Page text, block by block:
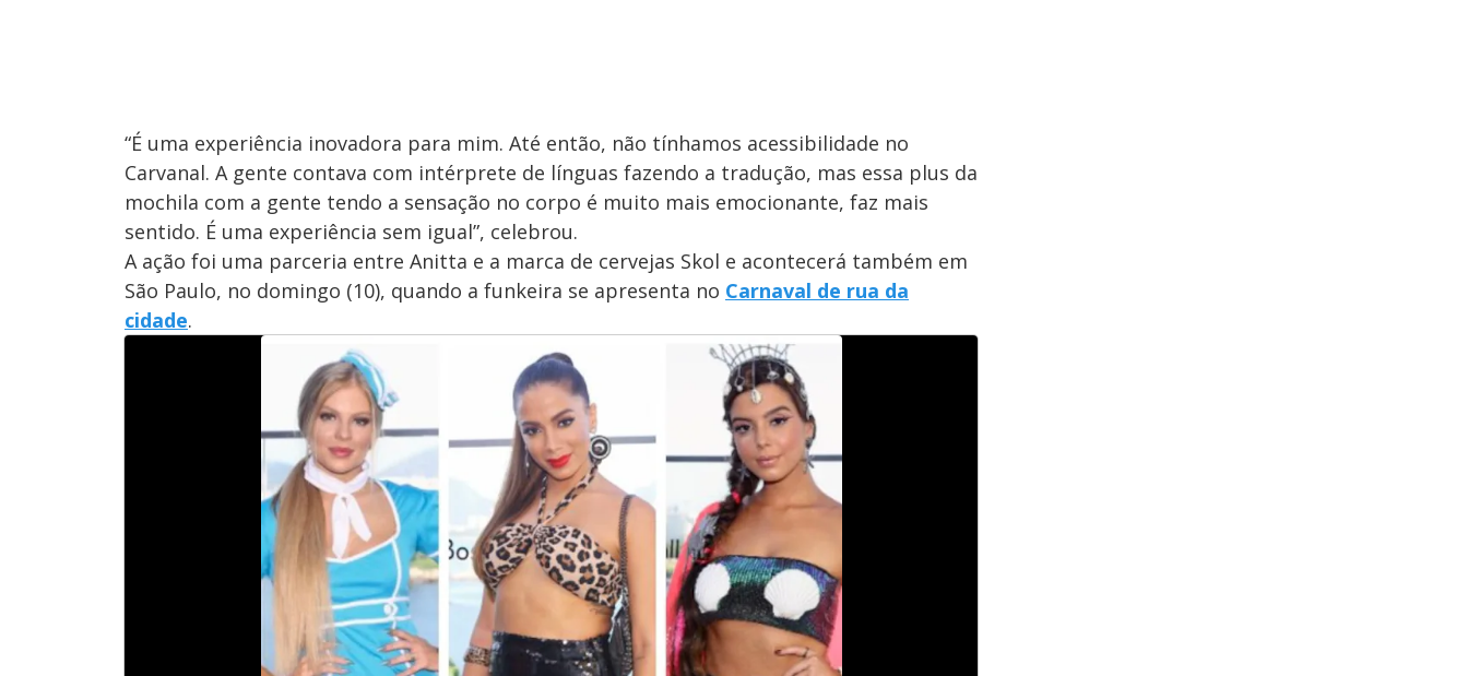
“É uma experiência inovadora para mim. Até então, não tínhamos acessibilidade no
Carvanal. A gente contava com intérprete de línguas fazendo a tradução, mas essa plus da
mochila com a gente tendo a sensação no corpo é muito mais emocionante, faz mais
sentido. É uma experiência sem igual”, celebrou.
A ação foi uma parceria entre Anitta e a marca de cervejas Skol e acontecerá também em
São Paulo, no domingo (10), quando a funkeira se apresenta no Carnaval de rua da
cidade.